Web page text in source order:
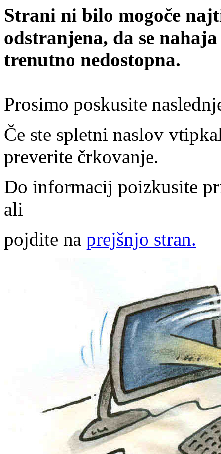
Strani ni bilo mogoče
odstranjena, da se
trenutno nedostopna.
Prosimo poskusite
Če ste spletni naslov
preverite črkovanje.
Do informacij poizkusite
ali
pojdite na prejšnjo stran.